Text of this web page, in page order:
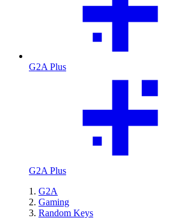
G2A Plus
G2A Plus
G2A
Gaming
Random Keys